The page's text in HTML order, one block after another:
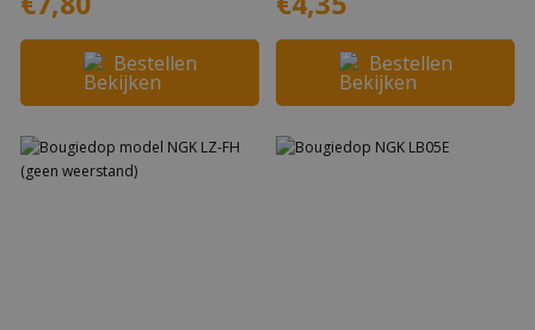
Bestellen Bestellen